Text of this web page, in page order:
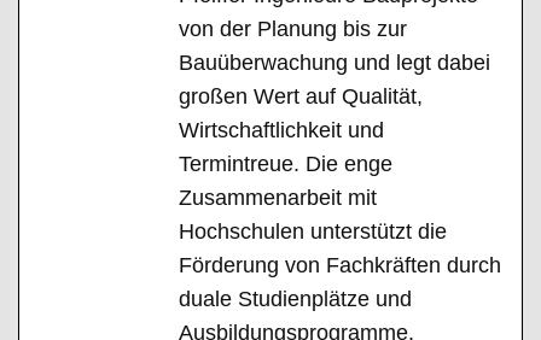
von der Planung bis zur
Bauüberwachung und legt dabei
großen Wert auf Qualität,
Wirtschaftlichkeit und
Termintreue. Die enge
Zusammenarbeit mit
Hochschulen unterstützt die
Förderung von Fachkräften durch
duale Studienplätze und
Ausbildungsprogramme.